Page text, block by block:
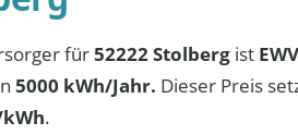
für52222 Stolberg ist
5000 kWh/Jahr. Dieser Preis
.